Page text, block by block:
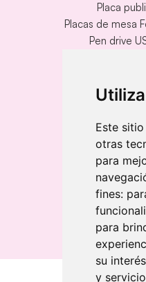
Este
otras
para
fines:
para
su
y
Placa
Placas de mesa
Pen drive
Chaveiro
Chaveiro